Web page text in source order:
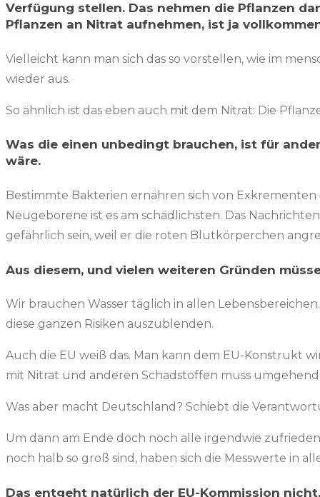
Verfügung stellen. Das nehmen die Pflanzen
Pflanzen an Nitrat aufnehmen, ist ja
Vielleicht kann man sich das so vorstellen, wie im
wieder aus.
So ähnlich ist das eben auch mit dem Nitrat: Die
Was die einen unbedingt brauchen, ist für
wäre.
Bestimmte Bakterien ernähren sich von
Neugeborene ist es am schädlichsten. Das
gefährlich sein, weil er die roten Blutkörperchen
Aus diesem, und vielen weiteren Gründen
Wir brauchen Wasser täglich in allen
diese ganzen Risiken auszublenden.
Auch die EU weiß das. Man kann dem EU-Konstrukt
mit Nitrat und anderen Schadstoffen muss
Was aber macht Deutschland? Schiebt die
Um dann am Ende doch noch alle irgendwie
noch halb so groß sind, haben sich die Messwerte in
Das entgeht natürlich der EU-Kommission